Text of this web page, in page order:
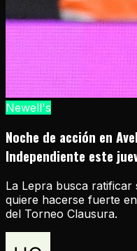
Newell's
Noche de acción en
Independiente este
La Lepra busca ratificar
quiere hacerse fuerte
del Torneo Clausura.